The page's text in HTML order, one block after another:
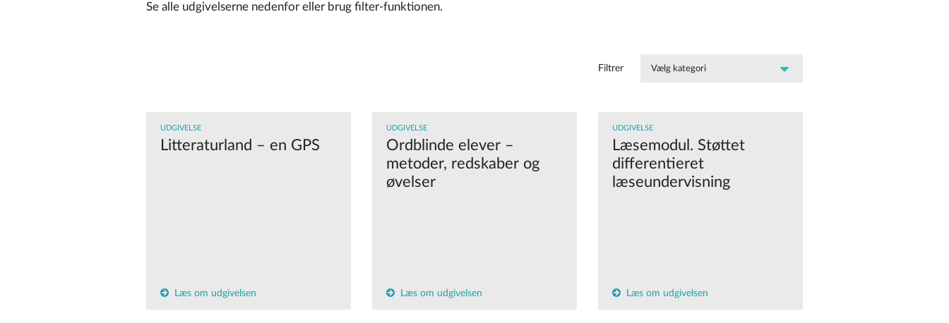
Se alle udgivelserne nedenfor eller brug filter-funktionen.
Filtrer
UDGIVELSE
Litteraturland – en GPS
Læs om udgivelsen
UDGIVELSE
Ordblinde elever –
metoder, redskaber og
øvelser
Læs om udgivelsen
UDGIVELSE
Læsemodul. Støttet
differentieret
læseundervisning
Læs om udgivelsen